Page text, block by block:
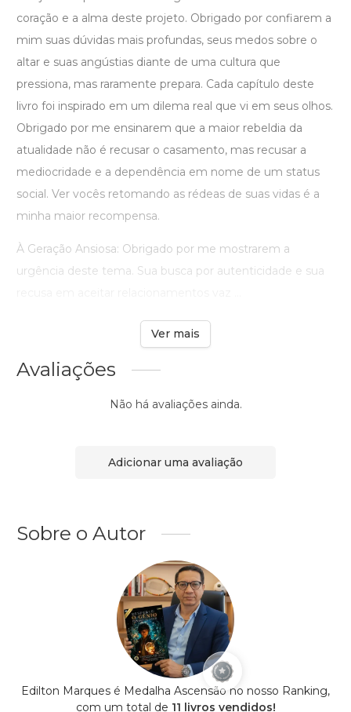
coração e a alma deste projeto. Obrigado por confiarem a
mim suas dúvidas mais profundas, seus medos sobre o
altar e suas angústias diante de uma cultura que
pressiona, mas raramente prepara. Cada capítulo deste
livro foi inspirado em um dilema real que vi em seus olhos.
Obrigado por me ensinarem que a maior rebeldia da
atualidade não é recusar o casamento, mas recusar a
mediocridade e a dependência em nome de um status
social. Ver vocês retomando as rédeas de suas vidas é a
minha maior recompensa.
À Geração Ansiosa: Obrigado por me mostrarem a
urgência deste tema. Sua busca por autenticidade e sua
Ver mais
Avaliações
Não há avaliações ainda.
Adicionar uma avaliação
Sobre o Autor
Edilton Marques é Medalha Ascensão no nosso Ranking,
com um total de 11 livros vendidos!